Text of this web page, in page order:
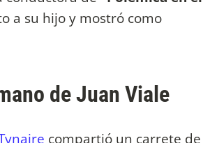
a su hijo y mostró como
de Juan Viale
compartió un carrete de